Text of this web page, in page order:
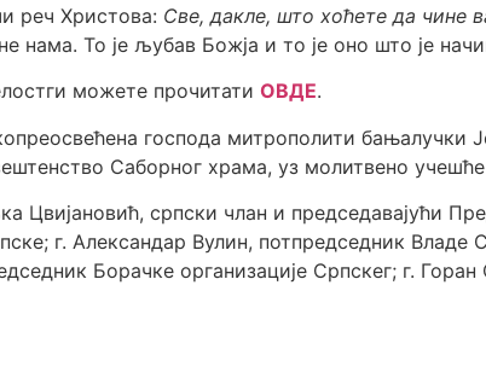
реч Христова: Све, дакле, што хоћете да чине
То је љубав Божја и то је оно што је
можете прочитати ОВДЕ.
господа митрополити
Саборног храма, уз молитвено
Цвијановић, српски члан и председавајући
г. Александар Вулин, потпредседник
Борачке организације Српскег; г.